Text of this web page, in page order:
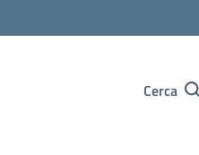
Cerca